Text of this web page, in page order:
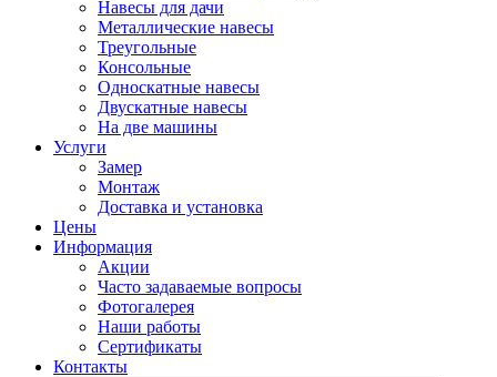
Навесы для дачи
Металлические навесы
Треугольные
Консольные
Односкатные навесы
Двускатные навесы
На две машины
Услуги
Замер
Монтаж
Доставка и установка
Цены
Информация
Акции
Часто задаваемые вопросы
Фотогалерея
Наши работы
Сертификаты
Контакты